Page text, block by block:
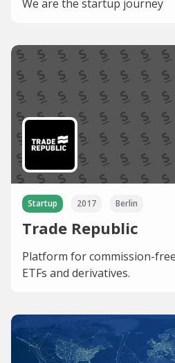
We are the startup journey
Startup 2017 Berlin
Trade Republic
Platform for commission-
ETFs and derivatives.